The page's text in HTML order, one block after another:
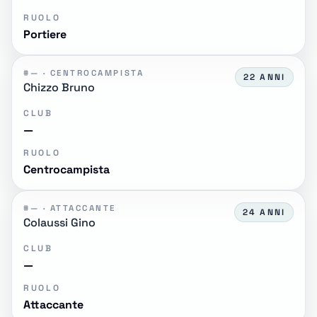
RUOLO
Portiere
#— · CENTROCAMPISTA
Chizzo Bruno
22 ANNI
CLUB
—
RUOLO
Centrocampista
#— · ATTACCANTE
Colaussi Gino
24 ANNI
CLUB
—
RUOLO
Attaccante